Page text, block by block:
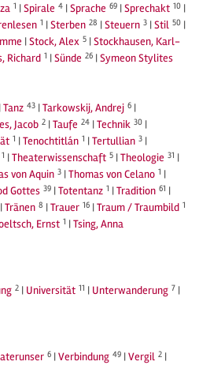
1 |Spirale 4 |Sprache 69 |Sprechakt 10 |
1 |Sterben 28 |Steuern 3 |Stil 50 |
|Stock, Alex 5 |Stockhausen, Karl-
Richard 1 |Sünde 26 |Symeon Stylites
|Tanz 43 |Tarkowskij, Andrej 6 |
Jacob 2 |Taufe 24 |Technik 30 |
1 |Tenochtitlán 1 |Tertullian 3 |
1 |Theaterwissenschaft 5 |Theologie 31 |
von Aquin 3 |Thomas von Celano 1 |
Gottes 39 |Totentanz 1 |Tradition 61 |
|Tränen 8 |Trauer 16 |Traum / Traumbild 1
Ernst 1 |Tsing, Anna
2 | Universität 11 | Unterwanderung 7 |
6 |Verbindung 49 |Vergil 2 |